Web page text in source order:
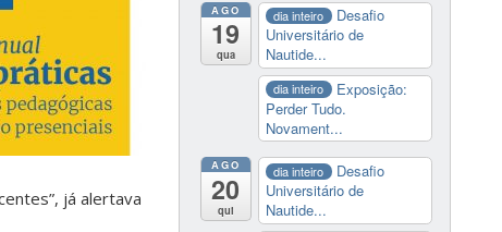
já alertava
AGO
19
qua
dia inteiro
Desafio
Universitário de
Nautide...
dia inteiro
Exposição:
Perder Tudo.
Novament...
AGO
20
qui
dia inteiro
Desafio
Universitário de
Nautide...